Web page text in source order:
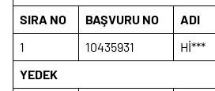
SIRA NO
BAŞVURU NO ADI
1
10435931 Hİ***
YEDEK